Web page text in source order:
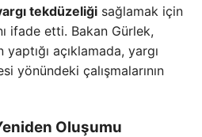
tekdüzeliği sağlamak için
ifade etti. Bakan Gürlek,
açıklamada, yargı
yönündeki çalışmalarının
Oluşumu